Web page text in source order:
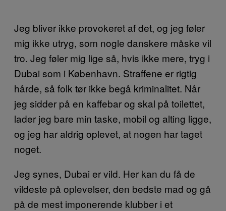
Jeg bliver ikke provokeret af det, og jeg føler
mig ikke utryg, som nogle danskere måske vil
tro. Jeg føler mig lige så, hvis ikke mere, tryg i
Dubai som i København. Straffene er rigtig
hårde, så folk tør ikke begå kriminalitet. Når
jeg sidder på en kaffebar og skal på toilettet,
lader jeg bare min taske, mobil og alting ligge,
og jeg har aldrig oplevet, at nogen har taget
noget.
Jeg synes, Dubai er vild. Her kan du få de
vildeste på oplevelser, den bedste mad og gå
på de mest imponerende klubber i et